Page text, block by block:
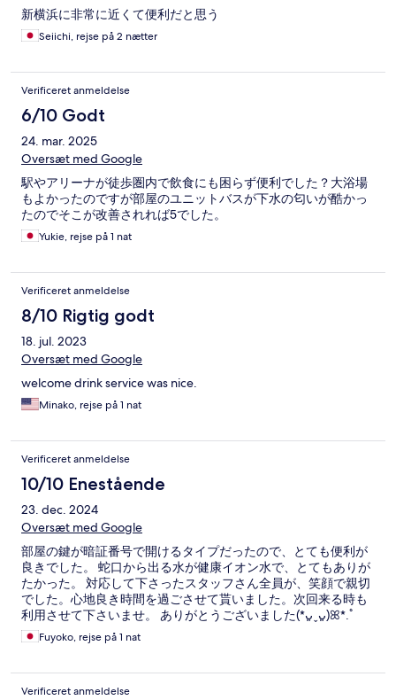
新横浜に非常に近くて便利だと思う
Seiichi, rejse på 2 nætter
Verificeret anmeldelse
6/10 Godt
24. mar. 2025
Oversæt med Google
駅やアリーナが徒歩圏内で飲食にも困らず便利でした？大浴場
もよかったのですが部屋のユニットバスが下水の匂いが酷かっ
たのでそこが改善されれば5でした。
Yukie, rejse på 1 nat
Verificeret anmeldelse
8/10 Rigtig godt
18. jul. 2023
Oversæt med Google
welcome drink service was nice.
Minako, rejse på 1 nat
Verificeret anmeldelse
10/10 Enestående
23. dec. 2024
Oversæt med Google
部屋の鍵が暗証番号で開けるタイプだったので、とても便利が
良きでした。 蛇口から出る水が健康イオン水で、とてもありが
たかった。 対応して下さったスタッフさん全員が、笑顔で親切
でした。心地良き時間を過ごさせて貰いました。次回来る時も
利用させて下さいませ。 ありがとうございました(*ᴗ͈ˬᴗ͈)ꕤ*.ﾟ
Fuyoko, rejse på 1 nat
Verificeret anmeldelse